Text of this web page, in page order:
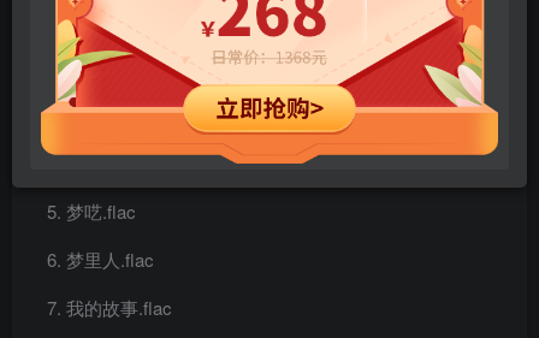
Rocky Road.flac
First Love.flac
眼泪为你流.flac
不再流泪.flac
梦呓.flac
梦里人.flac
我的故事.flac